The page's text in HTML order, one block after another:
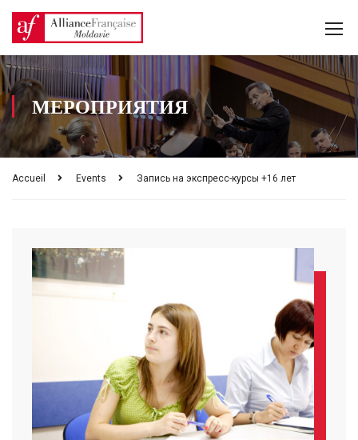
МЕРОПРИЯТИЯ
Accueil Events Запись на экспресс-курсы +16 лет